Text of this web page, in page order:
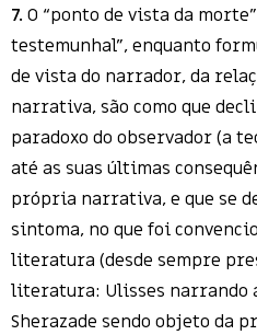
7. O “ponto de vista da
testemunhal”, enquanto
de vista do narrador, da
narrativa, são como que
paradoxo do observador (a
até as suas últimas
própria narrativa, e que se
sintoma, no que foi
literatura (desde sempre
literatura: Ulisses narrando
Sherazade sendo objeto da